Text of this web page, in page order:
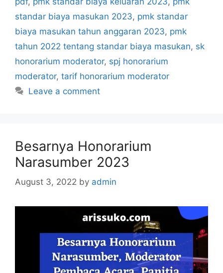
standar biaya masukan 2023, pmk standar
biaya masukan tahun anggaran 2023, pmk
tahun 2022 tentang standar biaya masukan, sk
honorarium moderator, spj honorarium
moderator, tarif honorarium moderator
Leave a comment
Besarnya Honorarium
Narasumber 2023
August 3, 2022 by admin